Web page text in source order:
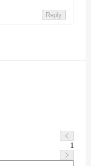
Reply
1